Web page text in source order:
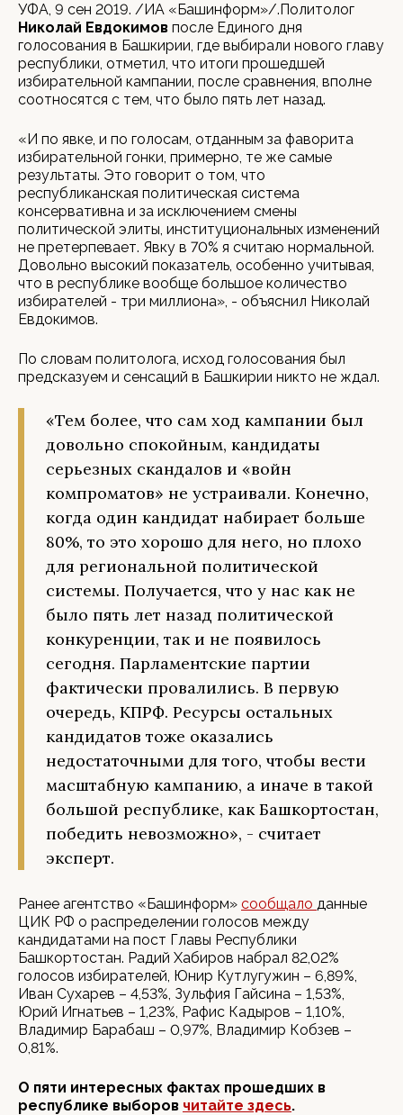
УФА, 9 сен 2019. /ИА «Башинформ»/.Политолог
Николай Евдокимов после Единого дня
голосования в Башкирии, где выбирали нового главу
республики, отметил, что итоги прошедшей
избирательной кампании, после сравнения, вполне
соотносятся с тем, что было пять лет назад.
«И по явке, и по голосам, отданным за фаворита
избирательной гонки, примерно, те же самые
результаты. Это говорит о том, что
республиканская политическая система
консервативна и за исключением смены
политической элиты, институциональных изменений
не претерпевает. Явку в 70% я считаю нормальной.
Довольно высокий показатель, особенно учитывая,
что в республике вообще большое количество
избирателей - три миллиона», - объяснил Николай
Евдокимов.
По словам политолога, исход голосования был
предсказуем и сенсаций в Башкирии никто не ждал.
«Тем более, что сам ход кампании был
довольно спокойным, кандидаты
серьезных скандалов и «войн
компроматов» не устраивали. Конечно,
когда один кандидат набирает больше
80%, то это хорошо для него, но плохо
для региональной политической
системы. Получается, что у нас как не
было пять лет назад политической
конкуренции, так и не появилось
сегодня. Парламентские партии
фактически провалились. В первую
очередь, КПРФ. Ресурсы остальных
кандидатов тоже оказались
недостаточными для того, чтобы вести
масштабную кампанию, а иначе в такой
большой республике, как Башкортостан,
победить невозможно», - считает
эксперт.
Ранее агентство «Башинформ» сообщало данные
ЦИК РФ о распределении голосов между
кандидатами на пост Главы Республики
Башкортостан. Радий Хабиров набрал 82,02%
голосов избирателей, Юнир Кутлугужин – 6,89%,
Иван Сухарев – 4,53%, Зульфия Гайсина – 1,53%,
Юрий Игнатьев – 1,23%, Рафис Кадыров – 1,10%,
Владимир Барабаш – 0,97%, Владимир Кобзев –
0,81%.
О пяти интересных фактах прошедших в
республике выборов читайте здесь.